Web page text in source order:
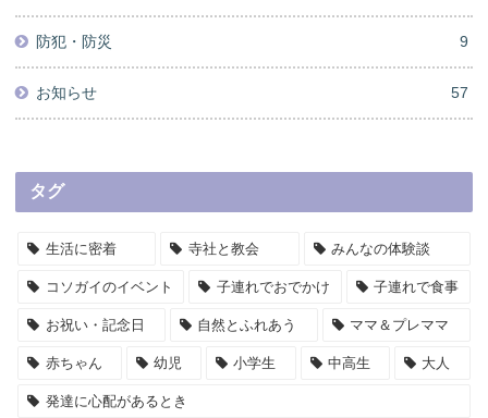
防犯・防災 9
お知らせ 57
タグ
小学生
幼児
子連れでおでかけ
大人
生活に密着
赤ちゃん
ママ＆プレママ
子連れで食事
お祝い・記念日
コソガイのイベント
中高生
発達に心配があるとき
自然とふれあう
寺社と教会 みんなの体験談